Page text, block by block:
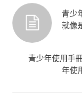
青少
就像
青少年使用手
年使